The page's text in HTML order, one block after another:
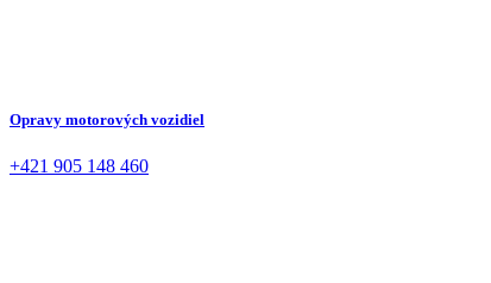
Opravy motorových vozidiel
+421 905 148 460